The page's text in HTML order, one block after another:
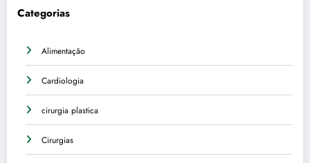
Categorias
Alimentação
Cardiologia
cirurgia plastica
Cirurgias